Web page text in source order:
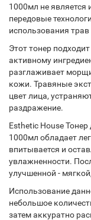
1000мл не является
передовые
использования
Этот тонер
активному
разглаживает
кожи. Травяные
цвет лица,
раздражение.
Esthetic House Тонер
1000мл обладает
впитывается и
увлажненности.
улучшенной -
Использование
небольшое
затем аккуратно